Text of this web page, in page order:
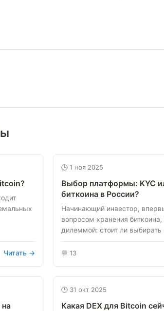
Читать →
🕒 1 ноя 2025
Выбор платформы: KYC
биткоина в России?
Начинающий инвестор,
вопросом хранения биткоина,
дилеммой: стоит ли выбирать
💬 13
на
🕒 31 окт 2025
Какая DEX для Bitcoin